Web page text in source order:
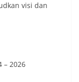
visi dan
– 2026